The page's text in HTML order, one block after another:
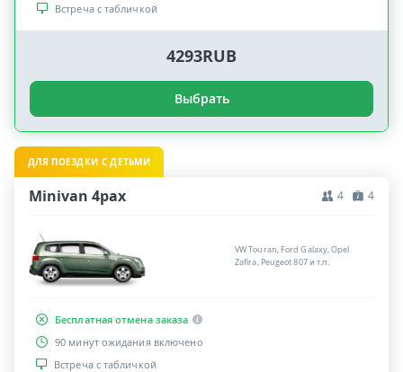
Встреча с табличкой
4293RUB
Выбрать
ДЛЯ ПОЕЗДКИ С ДЕТЬМИ
Minivan 4pax 4 4
VW Touran, Ford Galaxy, Opel
Zafira, Peugeot 807 и т.п.
Бесплатная отмена заказа
90 минут ожидания включено
Встреча с табличкой